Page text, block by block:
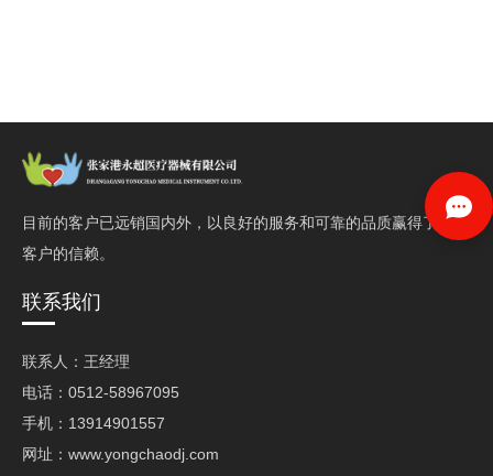
目前的客户已远销国内外，以良好的服务和可靠的品质赢得了
客户的信赖。
联系我们
联系人：王经理
电话：0512-58967095
手机：13914901557
网址：www.yongchaodj.com